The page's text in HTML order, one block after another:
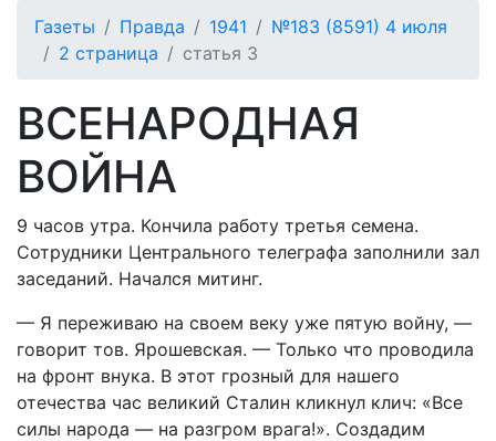
Газеты Правда 1941
№183 (8591) 4 июля
2 страница
статья 3
ВСЕНАРОДНАЯ
ВОЙНА
9 часов утра. Кончила работу третья семена.
Сотрудники Центрального телеграфа заполнили зал
заседаний. Начался митинг.
— Я переживаю на своем веку уже пятую войну, —
говорит тов. Ярошевская. — Только что проводила
на фронт внука. В этот грозный для нашего
отечества час великий Сталин кликнул клич: «Все
силы народа — на разгром врага!». Создадим